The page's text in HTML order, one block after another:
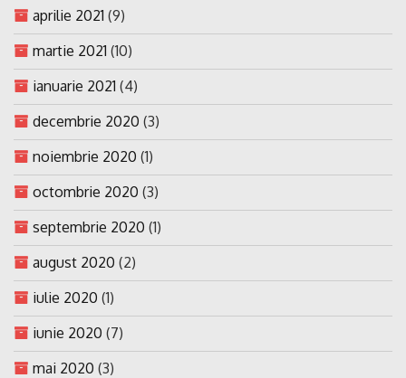
aprilie 2021 (9)
martie 2021 (10)
ianuarie 2021 (4)
decembrie 2020 (3)
noiembrie 2020 (1)
octombrie 2020 (3)
septembrie 2020 (1)
august 2020 (2)
iulie 2020 (1)
iunie 2020 (7)
mai 2020 (3)